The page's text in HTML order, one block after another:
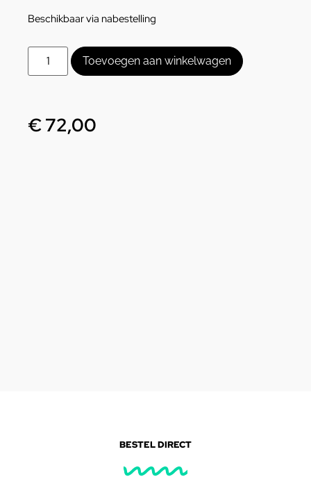
Beschikbaar via nabestelling
Toevoegen aan winkelwagen
€72,00
BESTEL DIRECT